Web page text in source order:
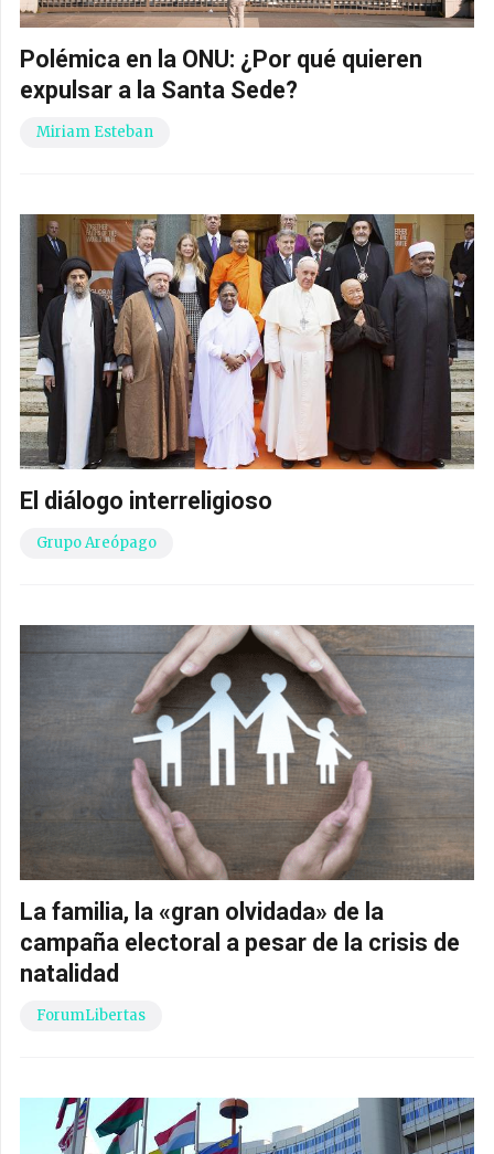
Polémica en la ONU: ¿Por qué quieren
expulsar a la Santa Sede?
Miriam Esteban
El diálogo interreligioso
Grupo Areópago
La familia, la «gran olvidada» de la
campaña electoral a pesar de la crisis de
natalidad
ForumLibertas